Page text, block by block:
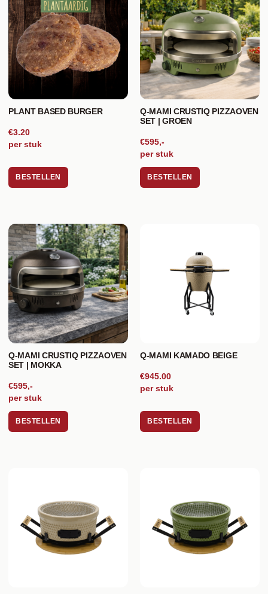
PLANT BASED BURGER
€3.20
per stuk
BESTELLEN
Q-MAMI CRUSTIQ PIZZAOVEN
SET | GROEN
€595,-
per stuk
BESTELLEN
Q-MAMI CRUSTIQ PIZZAOVEN
SET | MOKKA
€595,-
per stuk
BESTELLEN
Q-MAMI KAMADO BEIGE
€945.00
per stuk
BESTELLEN